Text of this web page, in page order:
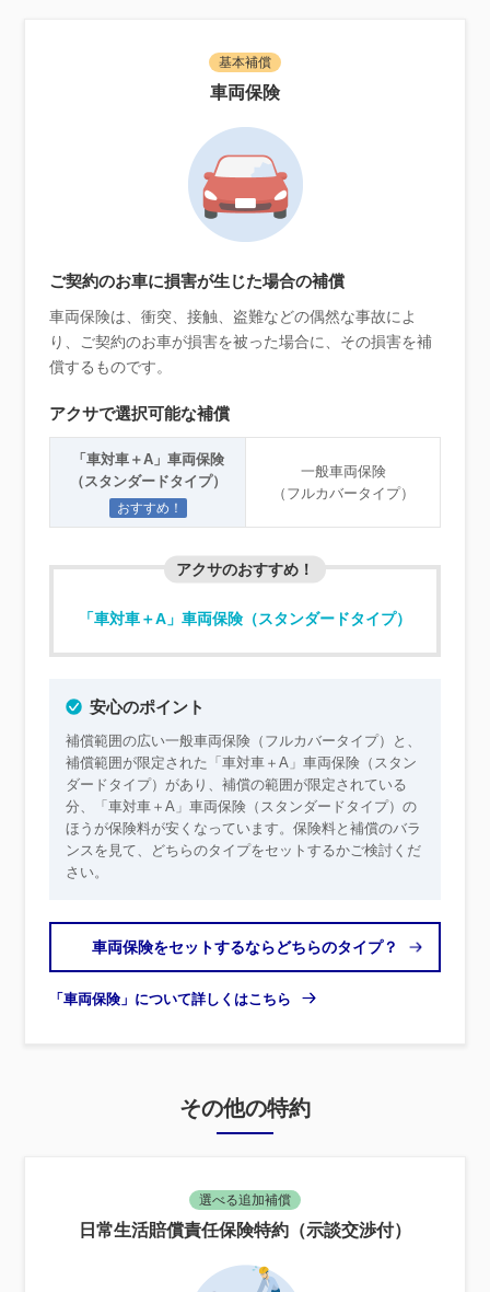
基本補償
車両保険
ご契約のお車に損害が生じた場合の補償
車両保険は、衝突、接触、盗難などの偶然な事故によ
り、ご契約のお車が損害を被った場合に、その損害を補
償するものです。
アクサで選択可能な補償
おすすめ！
「車対車＋A」車両保険
（スタンダードタイプ）
一般車両保険
（フルカバータイプ）
アクサのおすすめ！
「車対車＋A」車両保険（スタンダードタイプ）
安心のポイント
補償範囲の広い一般車両保険（フルカバータイプ）と、
補償範囲が限定された「車対車＋A」車両保険（スタン
ダードタイプ）があり、補償の範囲が限定されている
分、「車対車＋A」車両保険（スタンダードタイプ）の
ほうが保険料が安くなっています。保険料と補償のバラ
ンスを見て、どちらのタイプをセットするかご検討くだ
さい。
車両保険をセットするならどちらのタイプ？
「車両保険」について詳しくはこちら
その他の特約
選べる追加補償
日常生活賠償責任保険特約（示談交渉付）